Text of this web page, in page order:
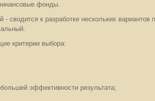
фонды.
сводится к разработке нескольких вариантов
критерии выбора:
эффективности результата;